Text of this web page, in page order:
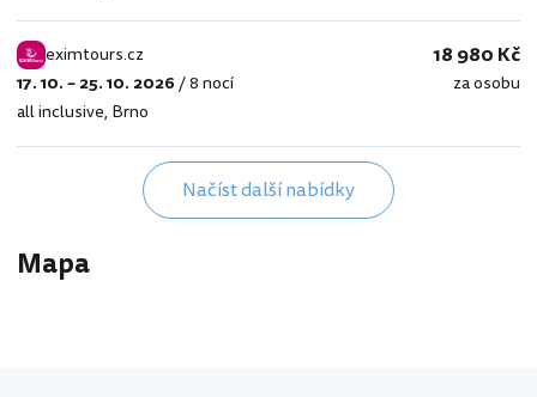
eximtours.cz
eximtours.cz
17. 10. – 25. 10. 2026/8 nocí
all inclusive, Brno
18 980 Kč
za osobu
Načíst další nabídky
Mapa